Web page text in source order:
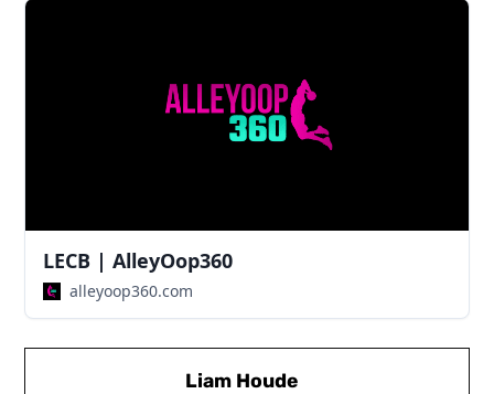
LECB | AlleyOop360
alleyoop360.com
Liam Houde